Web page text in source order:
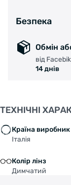
Безпека
Обмін
від
14 днів
ТЕХНІЧНІ
Країна виробник
Італія
Колір лінз
Димчатий